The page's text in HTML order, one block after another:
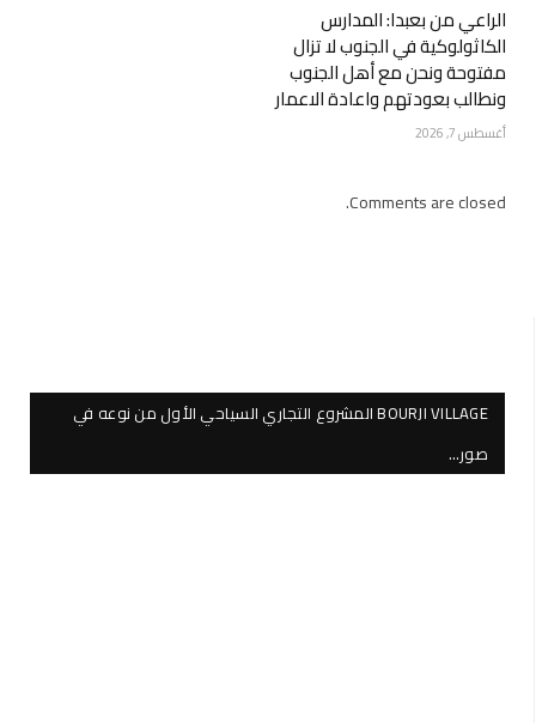
الراعي من بعبدا: المدارس
الكاثولوكية في الجنوب لا تزال
مفتوحة ونحن مع أهل الجنوب
ونطالب بعودتهم واعادة الاعمار
أغسطس 7, 2026
Comments are closed.
BOURJI VILLAGE المشروع التجاري السياحي الأول من نوعه في
صور…